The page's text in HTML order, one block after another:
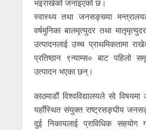
भइराखेको जनाइएको छ।
स्वास्थ्य तथा जनसङ्ख्या
वर्षमुनिका बालमृत्युदर तथा
उत्पादनलाई उच्च प्राथमिकतामा
प्रतिष्ठान ९न्याम्स० बाट पहिलो
उत्पादन भएका छन्।
काठमाडौं विश्वविद्यालयले सो
यहाँस्थित संयुक्त राष्ट्रसङ्घीय
दुई निकायलाई प्राविधिक